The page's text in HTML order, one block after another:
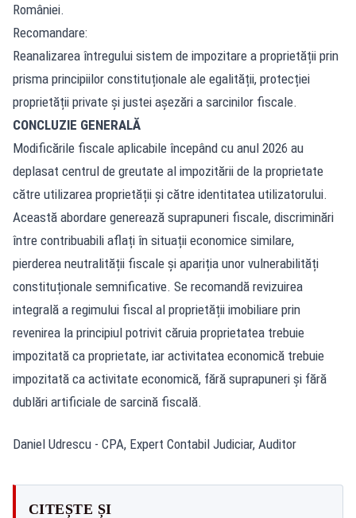
României.
Recomandare:
Reanalizarea întregului sistem de impozitare a proprietății prin
prisma principiilor constituționale ale egalității, protecției
proprietății private și justei așezări a sarcinilor fiscale.
CONCLUZIE GENERALĂ
Modificările fiscale aplicabile începând cu anul 2026 au
deplasat centrul de greutate al impozitării de la proprietate
către utilizarea proprietății și către identitatea utilizatorului.
Această abordare generează suprapuneri fiscale, discriminări
între contribuabili aflați în situații economice similare,
pierderea neutralității fiscale și apariția unor vulnerabilități
constituționale semnificative. Se recomandă revizuirea
integrală a regimului fiscal al proprietății imobiliare prin
revenirea la principiul potrivit căruia proprietatea trebuie
impozitată ca proprietate, iar activitatea economică trebuie
impozitată ca activitate economică, fără suprapuneri și fără
dublări artificiale de sarcină fiscală.
Daniel Udrescu - CPA, Expert Contabil Judiciar, Auditor
CITEȘTE ȘI